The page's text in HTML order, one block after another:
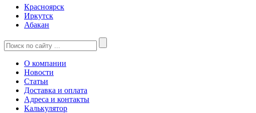
Красноярск
Иркутск
Абакан
О компании
Новости
Статьи
Доставка и оплата
Адреса и контакты
Калькулятор